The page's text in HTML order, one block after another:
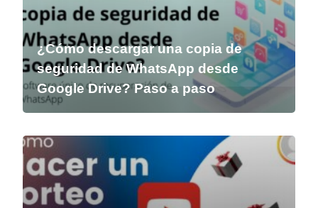
¿Cómo descargar una copia de
seguridad de WhatsApp desde
Google Drive? Paso a paso